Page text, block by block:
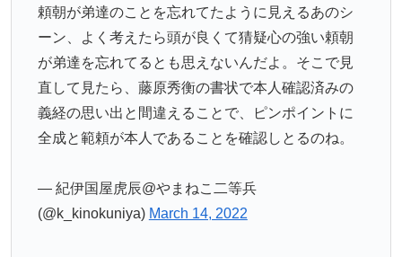
頼朝が弟達のことを忘れてたように見えるあのシ
ーン、よく考えたら頭が良くて猜疑心の強い頼朝
が弟達を忘れてるとも思えないんだよ。そこで見
直して見たら、藤原秀衡の書状で本人確認済みの
義経の思い出と間違えることで、ピンポイントに
全成と範頼が本人であることを確認しとるのね。
— 紀伊国屋虎辰@やまねこ二等兵
(@k_kinokuniya) March 14, 2022